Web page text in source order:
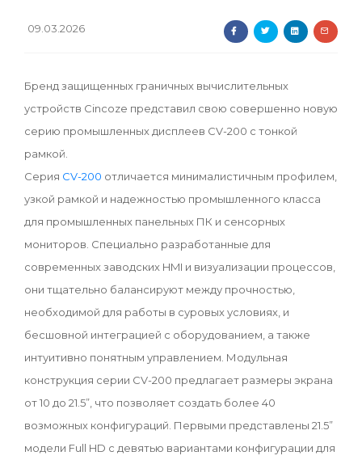
09.03.2026
Бренд защищенных граничных вычислительных
устройств Cincoze представил свою совершенно новую
серию промышленных дисплеев CV-200 с тонкой
рамкой.
Серия CV-200 отличается минималистичным профилем,
узкой рамкой и надежностью промышленного класса
для промышленных панельных ПК и сенсорных
мониторов. Специально разработанные для
современных заводских HMI и визуализации процессов,
они тщательно балансируют между прочностью,
необходимой для работы в суровых условиях, и
бесшовной интеграцией с оборудованием, а также
интуитивно понятным управлением. Модульная
конструкция серии CV-200 предлагает размеры экрана
от 10 до 21.5”, что позволяет создать более 40
возможных конфигураций. Первыми представлены 21.5”
модели Full HD с девятью вариантами конфигурации для